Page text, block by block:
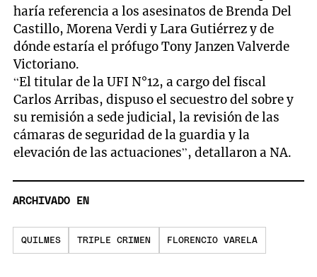
haría referencia a los asesinatos de Brenda Del
Castillo, Morena Verdi y Lara Gutiérrez y de
dónde estaría el prófugo Tony Janzen Valverde
Victoriano.
“El titular de la UFI N°12, a cargo del fiscal
Carlos Arribas, dispuso el secuestro del sobre y
su remisión a sede judicial, la revisión de las
cámaras de seguridad de la guardia y la
elevación de las actuaciones”, detallaron a NA.
ARCHIVADO EN
QUILMES TRIPLE CRIMEN FLORENCIO VARELA